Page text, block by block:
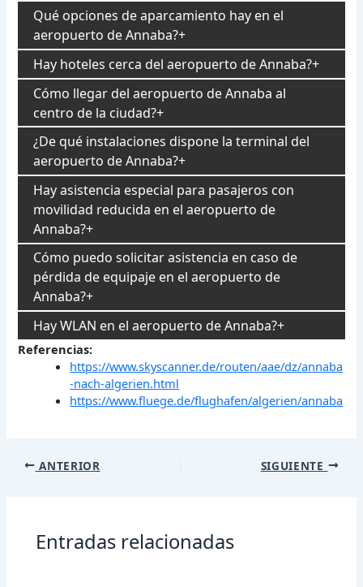
Qué opciones de aparcamiento hay en el
aeropuerto de Annaba?
Hay hoteles cerca del aeropuerto de Annaba?
Cómo llegar del aeropuerto de Annaba al
centro de la ciudad?
¿De qué instalaciones dispone la terminal del
aeropuerto de Annaba?
Hay asistencia especial para pasajeros con
movilidad reducida en el aeropuerto de
Annaba?
Cómo puedo solicitar asistencia en caso de
pérdida de equipaje en el aeropuerto de
Annaba?
Hay WLAN en el aeropuerto de Annaba?
Referencias:
https://www.skyscanner.de/routen/aae/dz/annaba
-nach-algerien.html
https://www.fluege.de/flughafen/algerien/annaba
Navegación
ANTERIOR SIGUIENTE
Entradas relacionadas